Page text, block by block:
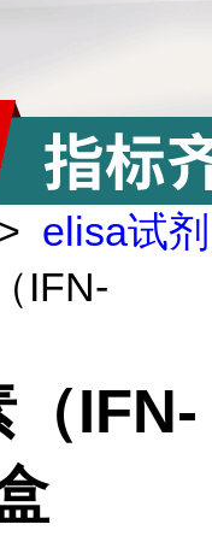
elisa试剂
IFN-
IFN-